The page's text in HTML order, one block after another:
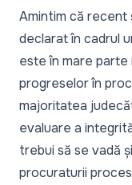
Amintim că recent
declarat în cadrul
este în mare parte
progreselor în
majoritatea
evaluare a
trebui să se vadă
procuraturii